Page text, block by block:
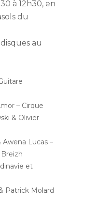
à 12h30, en
du
au
– Cirque
& Olivier
Awena Lucas –
et
Patrick Molard